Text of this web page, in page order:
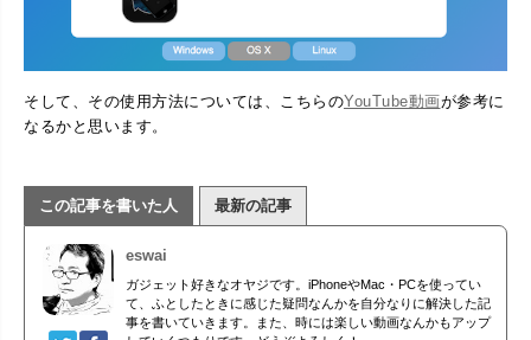
そして、その使用方法については、こちらのYouTube動画が参考に
なるかと思います。
この記事を書いた人 最新の記事
eswai
ガジェット好きなオヤジです。iPhoneやMac・PCを使ってい
て、ふとしたときに感じた疑問なんかを自分なりに解決した記
事を書いていきます。また、時には楽しい動画なんかもアップ